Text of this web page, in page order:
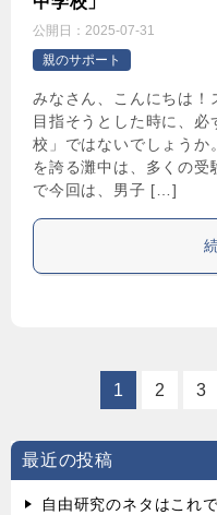
公開日： 2025-07-31
親のサポート
みなさん、こんにちは！
目指そうとした時に、
校」ではないでしょうか
を誇る灘中は、多くの受
で今回は、男子 […]
1 2 3
最近の投稿
自由研究のネタはこれ